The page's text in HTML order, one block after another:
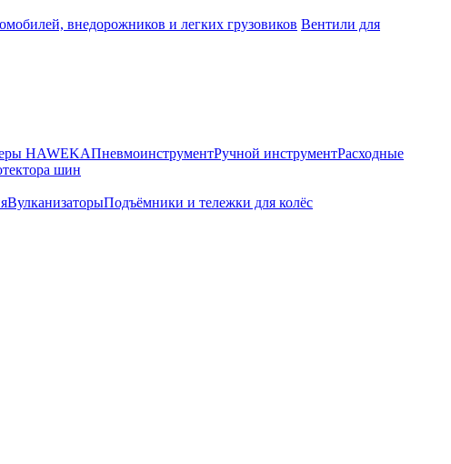
внедорожников и легких грузовиков Вентили для
HAWEKAПневмоинструментРучной инструментРасходные
шин
ВулканизаторыПодъёмники и тележки для колёс